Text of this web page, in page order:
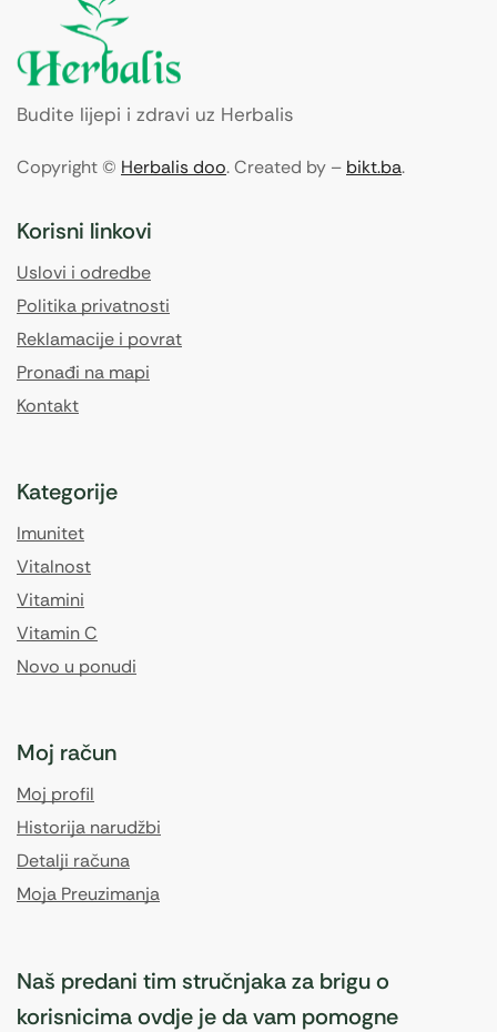
Budite lijepi i zdravi uz Herbalis
Copyright © Herbalis doo. Created by – bikt.ba.
Korisni linkovi
Uslovi i odredbe
Politika privatnosti
Reklamacije i povrat
Pronađi na mapi
Kontakt
Kategorije
Imunitet
Vitalnost
Vitamini
Vitamin C
Novo u ponudi
Moj račun
Moj profil
Historija narudžbi
Detalji računa
Moja Preuzimanja
Naš predani tim stručnjaka za brigu o
korisnicima ovdje je da vam pomogne